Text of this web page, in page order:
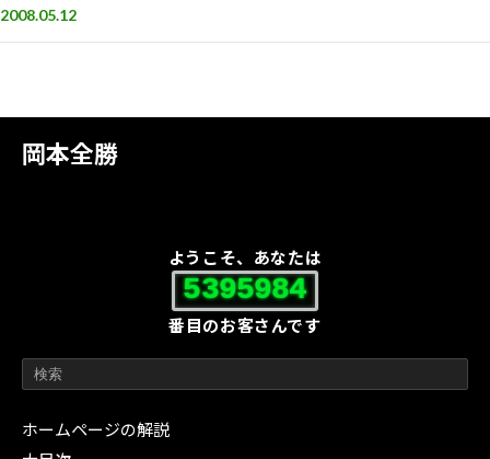
岡本全勝
ようこそ、あなたは
5395984
番目のお客さんです
ホームページの解説
2008.05.12